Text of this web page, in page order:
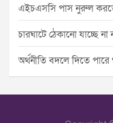
এইচএসসি পাস নুরুল
চারঘাটে ঠেকানো যাচ্ছে
অর্থনীতি বদলে দিতে